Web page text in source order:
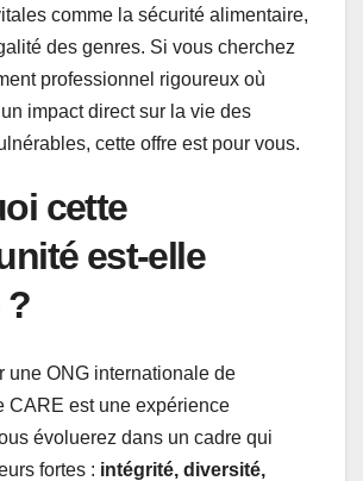
comme la sécurité alimentaire,
des genres. Si vous cherchez
professionnel rigoureux où
impact direct sur la vie des
cette offre est pour vous.
cette
est-elle
?
une ONG internationale de
CARE est une expérience
évoluerez dans un cadre qui
fortes : intégrité, diversité,